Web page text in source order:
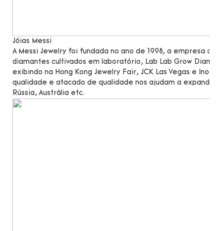
Jóias Messi
A Messi Jewelry foi fundada no ano de 1998, a empresa
diamantes cultivados em laboratório, Lab Lab Grow
exibindo na Hong Kong Jewelry Fair, JCK Las Vegas e
qualidade e atacado de qualidade nos ajudam a expandir
Rússia, Austrália etc.